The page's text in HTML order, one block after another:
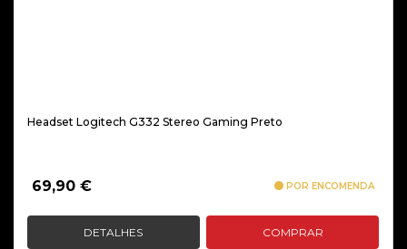
Headset Logitech G332 Stereo Gaming Preto
69,90 € POR ENCOMENDA
DETALHES COMPRAR